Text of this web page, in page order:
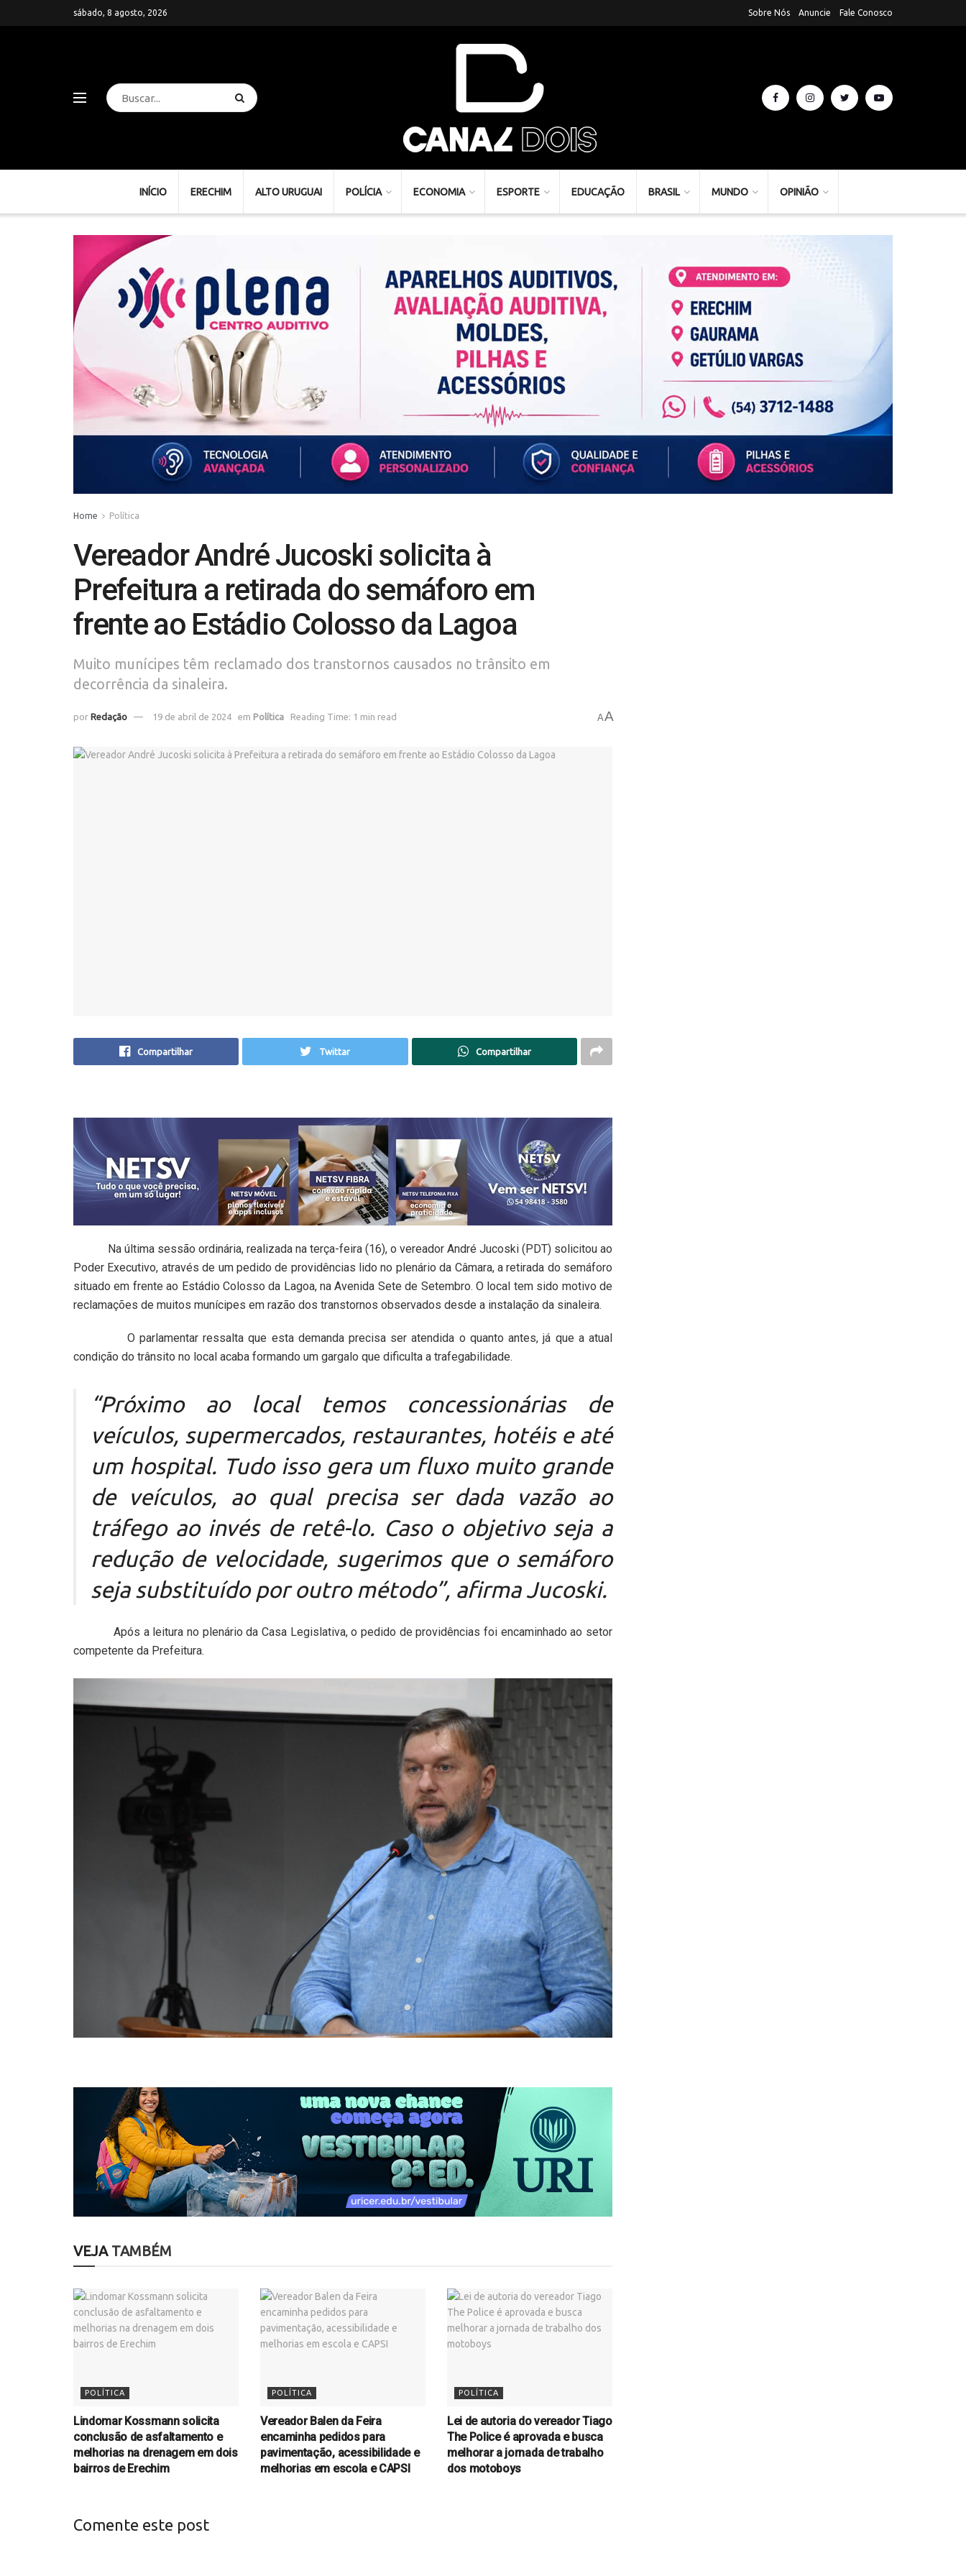
sábado, 8 agosto, 2026 Sobre Nós Anuncie Fale Conosco
INÍCIO ERECHIM ALTO URUGUAI POLÍCIA ECONOMIA ESPORTE EDUCAÇÃO BRASIL MUNDO OPINIÃO
Home Política
Vereador André Jucoski solicita à
Prefeitura a retirada do semáforo em
frente ao Estádio Colosso da Lagoa
Muito munícipes têm reclamado dos transtornos causados no trânsito em
decorrência da sinaleira.
por Redação 19 de abril de 2024 em Política Reading Time: 1 min read AA
Compartilhar Twittar Compartilhar
Na última sessão ordinária, realizada na terça-feira (16), o vereador André Jucoski (PDT) solicitou ao
Poder Executivo, através de um pedido de providências lido no plenário da Câmara, a retirada do semáforo
situado em frente ao Estádio Colosso da Lagoa, na Avenida Sete de Setembro. O local tem sido motivo de
reclamações de muitos munícipes em razão dos transtornos observados desde a instalação da sinaleira.
O parlamentar ressalta que esta demanda precisa ser atendida o quanto antes, já que a atual
condição do trânsito no local acaba formando um gargalo que dificulta a trafegabilidade.
“Próximo ao local temos concessionárias de
veículos, supermercados, restaurantes, hotéis e até
um hospital. Tudo isso gera um fluxo muito grande
de veículos, ao qual precisa ser dada vazão ao
tráfego ao invés de retê-lo. Caso o objetivo seja a
redução de velocidade, sugerimos que o semáforo
seja substituído por outro método”, afirma Jucoski.
Após a leitura no plenário da Casa Legislativa, o pedido de providências foi encaminhado ao setor
competente da Prefeitura.
VEJATAMBÉM
POLÍTICA
Lindomar Kossmann solicita
conclusão de asfaltamento e
melhorias na drenagem em dois
bairros de Erechim
POLÍTICA
Vereador Balen da Feira
encaminha pedidos para
pavimentação, acessibilidade e
melhorias em escola e CAPSI
POLÍTICA
Lei de autoria do vereador Tiago
The Police é aprovada e busca
melhorar a jornada de trabalho
dos motoboys
Comente este post